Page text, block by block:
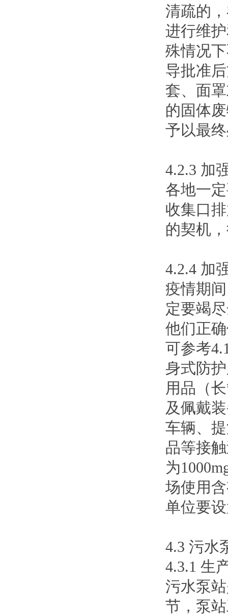
清疏的
进行维
殊情况
导批准
套、面
的固体
予以最
4.2.3 加
各地一
收集口
的契机
4.2.4 加
疫情期
定要竭
他们正
可参考
身式防
用品（
及佩戴
车辆、
品等接
为
场使用
单位要
4.3 污水
4.3.1 生
污水泵
节，泵